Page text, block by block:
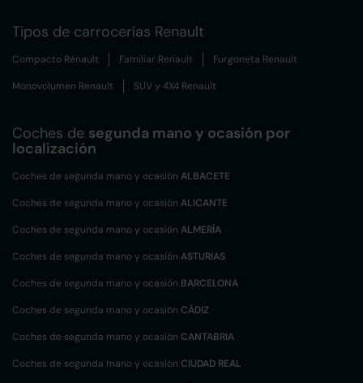
Tipos de carrocerías Renault
Compacto Renault Familiar Renault Furgoneta Renault
Monovolumen Renault SUV y 4X4 Renault
Coches de segunda mano y ocasión por
localización
Coches de segunda mano y ocasión ALBACETE
Coches de segunda mano y ocasión ALICANTE
Coches de segunda mano y ocasión ALMERÍA
Coches de segunda mano y ocasión ASTURIAS
Coches de segunda mano y ocasión BARCELONA
Coches de segunda mano y ocasión CÁDIZ
Coches de segunda mano y ocasión CANTABRIA
Coches de segunda mano y ocasión CIUDAD REAL